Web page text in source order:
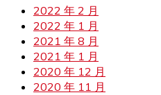
2022 年 2 月
2022 年 1 月
2021 年 8 月
2021 年 1 月
2020 年 12 月
2020 年 11 月